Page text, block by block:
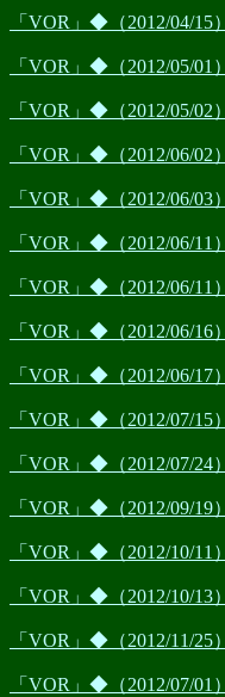
「VOR」◆（2012/04/
「VOR」◆（2012/05/
「VOR」◆（2012/05/
「VOR」◆（2012/06/
「VOR」◆（2012/06/
「VOR」◆（2012/06/
「VOR」◆（2012/06/
「VOR」◆（2012/06/
「VOR」◆（2012/06/
「VOR」◆（2012/07/
「VOR」◆（2012/07/
「VOR」◆（2012/09/
「VOR」◆（2012/10/
「VOR」◆（2012/10/
「VOR」◆（2012/11/
「VOR」◆（2012/07/